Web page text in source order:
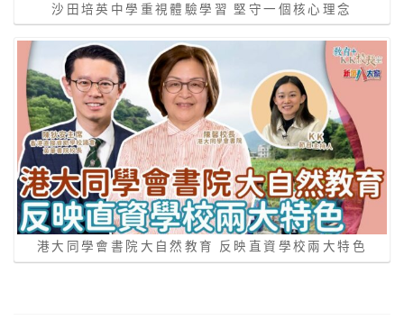
沙田培英中學重視體驗學習 堅守一個核心理念
港大同學會書院大自然教育 反映直資學校兩大特色